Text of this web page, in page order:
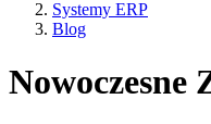
Systemy ERP
Blog
Nowoczesne